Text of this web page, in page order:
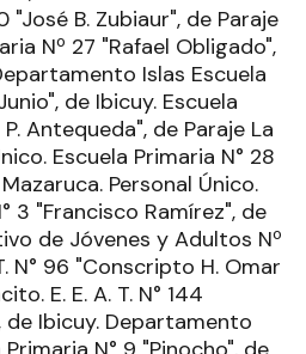
"José B. Zubiaur", de Paraje
Nº 27 "Rafael Obligado",
Islas Escuela
de Ibicuy. Escuela
Antequeda", de Paraje La
Escuela Primaria N° 28
Personal Único.
3 "Francisco Ramírez", de
de Jóvenes y Adultos Nº
N° 96 "Conscripto H. Omar
E. E. A. T. N° 144
de Ibicuy. Departamento